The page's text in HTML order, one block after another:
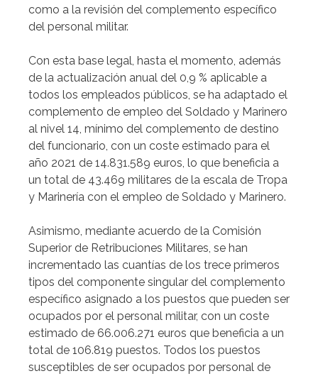
como a la revisión del complemento específico
del personal militar.
Con esta base legal, hasta el momento, además
de la actualización anual del 0,9 % aplicable a
todos los empleados públicos, se ha adaptado el
complemento de empleo del Soldado y Marinero
al nivel 14, mínimo del complemento de destino
del funcionario, con un coste estimado para el
año 2021 de 14.831.589 euros, lo que beneficia a
un total de 43.469 militares de la escala de Tropa
y Marinería con el empleo de Soldado y Marinero.
Asimismo, mediante acuerdo de la Comisión
Superior de Retribuciones Militares, se han
incrementado las cuantías de los trece primeros
tipos del componente singular del complemento
específico asignado a los puestos que pueden ser
ocupados por el personal militar, con un coste
estimado de 66.006.271 euros que beneficia a un
total de 106.819 puestos. Todos los puestos
susceptibles de ser ocupados por personal de